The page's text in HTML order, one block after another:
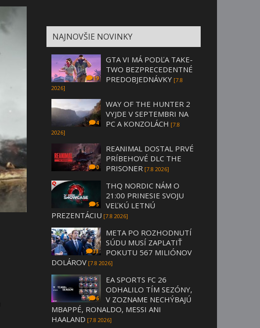
NAJNOVŠIE NOVINKY
19
GTA VI MÁ PODĽA TAKE-
TWO BEZPRECEDENTNÉ
PREDOBJEDNÁVKY [7.8
2026]
4
WAY OF THE HUNTER 2
VYJDE V SEPTEMBRI NA
PC A KONZOLÁCH [7.8
2026]
0
REANIMAL DOSTAL PRVÉ
PRÍBEHOVÉ DLC THE
PRISONER [7.8 2026]
5
THQ NORDIC NÁM O
21:00 PRINESIE SVOJU
VEĽKÚ LETNÚ
PREZENTÁCIU [7.8 2026]
33
META PO ROZHODNUTÍ
SÚDU MUSÍ ZAPLATIŤ
POKUTU 567 MILIÓNOV
DOLÁROV [7.8 2026]
6
EA SPORTS FC 26
ODHALILO TÍM SEZÓNY,
V ZOZNAME NECHÝBAJÚ
MBAPPÉ, RONALDO, MESSI ANI
HAALAND [7.8 2026]